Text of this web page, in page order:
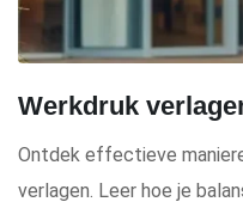
Werkdruk
Ontdek effectieve
verlagen. Leer hoe je